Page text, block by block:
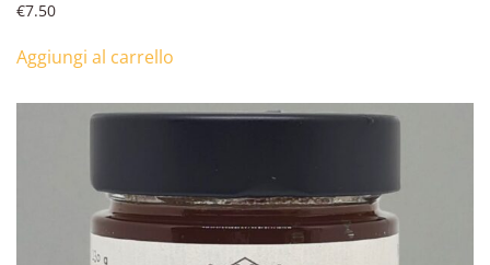
€7.50
Aggiungi al carrello